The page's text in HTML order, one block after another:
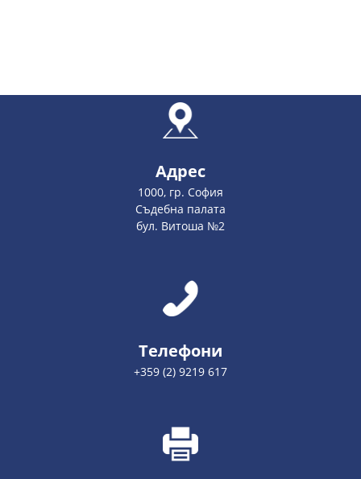
Адрес
1000, гр. София
Съдебна палата
бул. Витоша №2
Телефони
+359 (2) 9219 617